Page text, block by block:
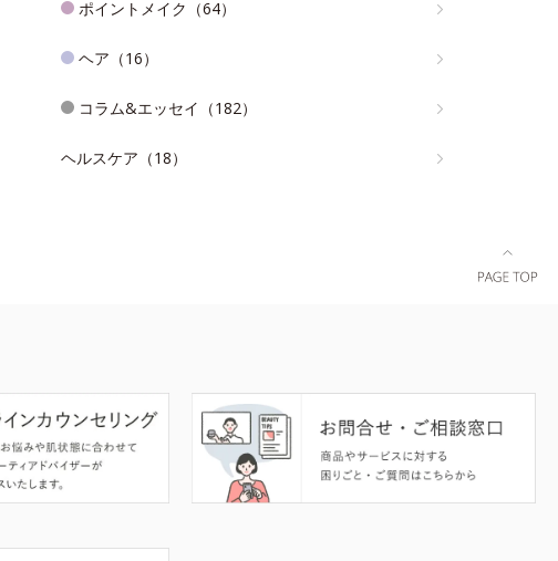
ポイントメイク（64）
ヘア（16）
コラム&エッセイ（182）
ヘルスケア（18）